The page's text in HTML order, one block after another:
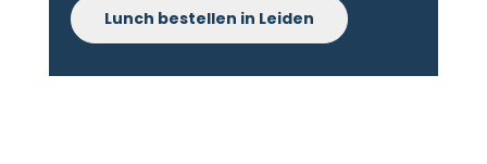
Lunch bestellen in Leiden